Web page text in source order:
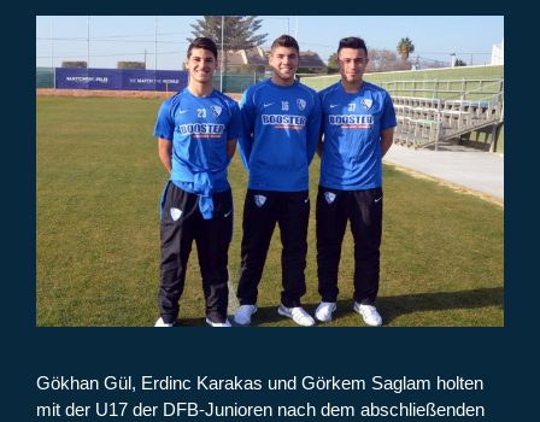
Gökhan Gül, Erdinc Karakas und Görkem Saglam holten
mit der U17 der DFB-Junioren nach dem abschließenden